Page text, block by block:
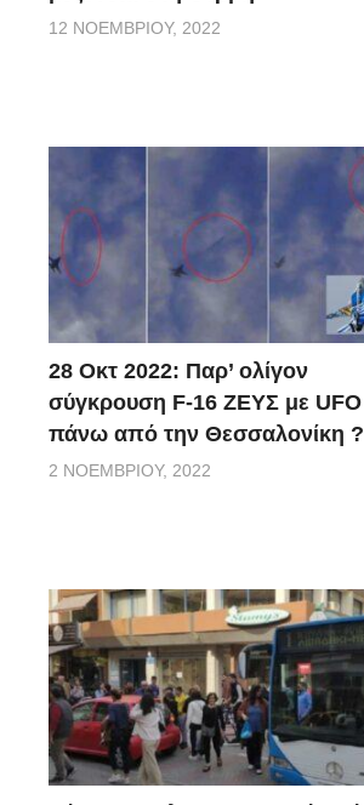
12 ΝΟΕΜΒΡΊΟΥ, 2022
28 Οκτ 2022: Παρ’ ολίγον
σύγκρουση F-16 ΖΕΥΣ με UFO
πάνω από την Θεσσαλονίκη ?
2 ΝΟΕΜΒΡΊΟΥ, 2022